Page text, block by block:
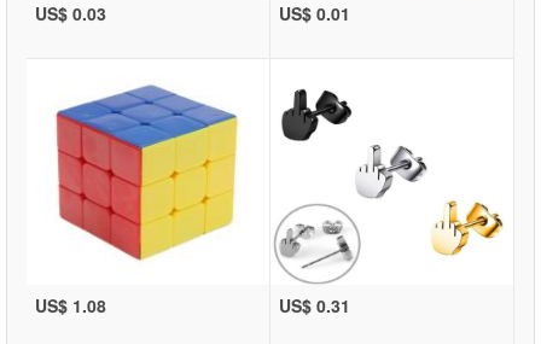
US$ 0.03 US$ 0.01
US$ 1.08 US$ 0.31